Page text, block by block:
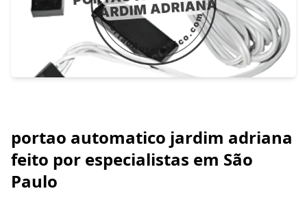
portao automatico jardim adriana
feito por especialistas em São
Paulo